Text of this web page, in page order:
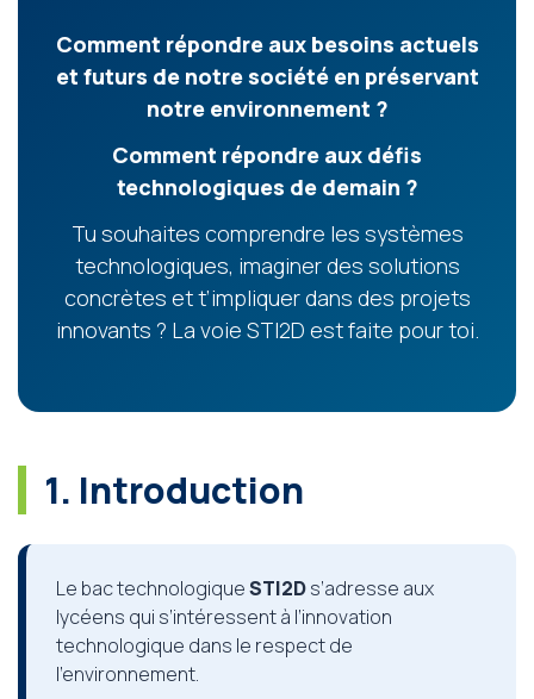
Comment répondre aux besoins actuels
et futurs de notre société en préservant
notre environnement ?
Comment répondre aux défis
technologiques de demain ?
Tu souhaites comprendre les systèmes
technologiques, imaginer des solutions
concrètes et t’impliquer dans des projets
innovants ? La voie STI2D est faite pour toi.
1. Introduction
Le bac technologiqueSTI2Ds’adresse aux
lycéens qui s’intéressent à l’innovation
technologique dans le respect de
l’environnement.